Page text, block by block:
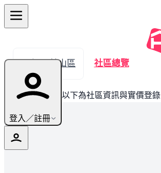
登入／註冊
← 返回鼓山區 社區總覽
此建案已完銷，以下為社區資訊與實價登錄